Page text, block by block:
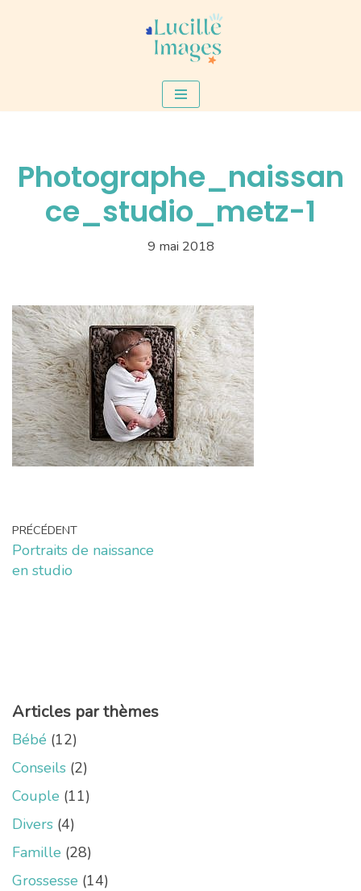
Photographe_naissan
ce_studio_metz-1
9 mai 2018
PRÉCÉDENT
Portraits de naissance
en studio
Articles par thèmes
Bébé (12)
Conseils (2)
Couple (11)
Divers (4)
Famille (28)
Grossesse (14)